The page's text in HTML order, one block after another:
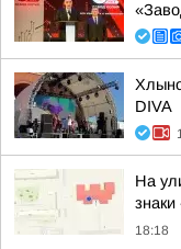
DIVA
На
18:18